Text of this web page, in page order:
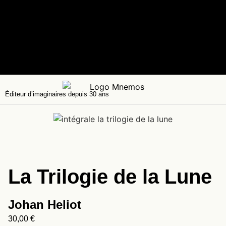
Éditeur d’imaginaires depuis 30 ans
La Trilogie de la Lune
Johan Heliot
30,00 €